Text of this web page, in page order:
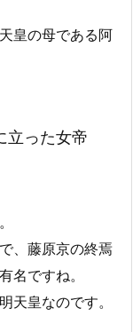
皇の母である阿
立った女帝
、藤原京の終焉
名ですね。
天皇なのです。